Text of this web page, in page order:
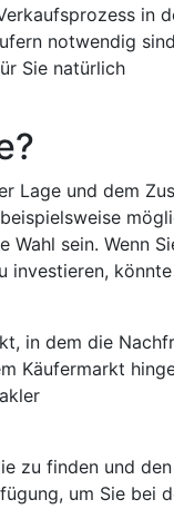
in
notwendig
Sie natürlich
Lage und dem
sein. Wenn
investieren,
in dem die
Käufermarkt
zu finden und den
um Sie bei